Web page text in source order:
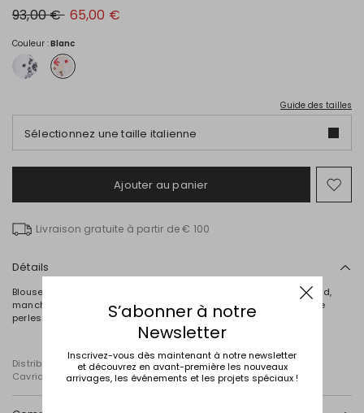
Prix
original
€
93,00 € Nouveau
prix
€
65,00 €
Couleur :Blanc
Guide des tailles
Sélectionnez une taille italienne
Ajouter au panier
Livraison gratuite à partir de € 100
Détails
Blouse à la coupe droite en mousseline de pur coton, avec col rond,
manches longues et plastron ajouré rehaussé de lacets ornés de
perles et de boutons.
Distribué par Diffusione Tessile S.r.l., dont le siège social est à
Cavriago, Reggio Emilia (Italie), Via Santi n° 8, 42025
S’abonner à notre
Newsletter
Inscrivez-vous dès maintenant à notre newsletter
et découvrez en avant-première les nouveaux
arrivages, les événements et les projets spéciaux !